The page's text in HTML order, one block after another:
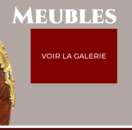
Meubles
VOIR LA GALERIE